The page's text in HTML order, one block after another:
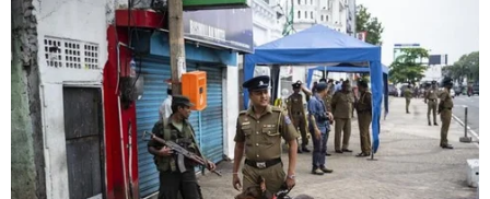
20/07/2026 09:10
Báo Indonesia: Việt Nam có lợi thế
trong cuộc đua hút đầu tư xe điện
18/07/2026 13:38